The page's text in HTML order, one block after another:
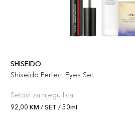
SHISEIDO
Shiseido Perfect Eyes Set
Setovi za njegu lica
92,00 KM / SET / 50ml